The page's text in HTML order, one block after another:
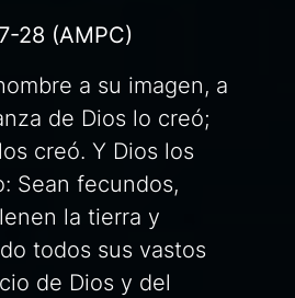
28 (AMPC)
a su imagen, a
de Dios lo creó;
creó. Y Dios los
Sean fecundos,
la tierra y
todos sus vastos
de Dios y del